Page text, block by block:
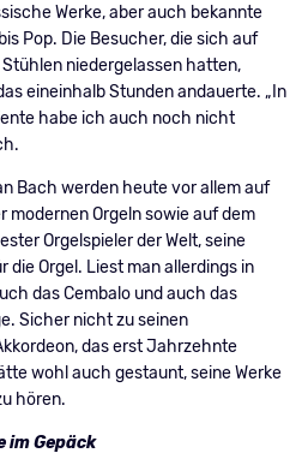
Werke, aber auch bekannte
Pop. Die Besucher, die sich auf
niedergelassen hatten,
eineinhalb Stunden andauerte. „In
habe ich auch noch nicht
Bach werden heute vor allem auf
modernen Orgeln sowie auf dem
Orgelspieler der Welt, seine
die Orgel. Liest man allerdings in
das Cembalo und auch das
Sicher nicht zu seinen
das erst Jahrzehnte
wohl auch gestaunt, seine Werke
hören.
Gepäck